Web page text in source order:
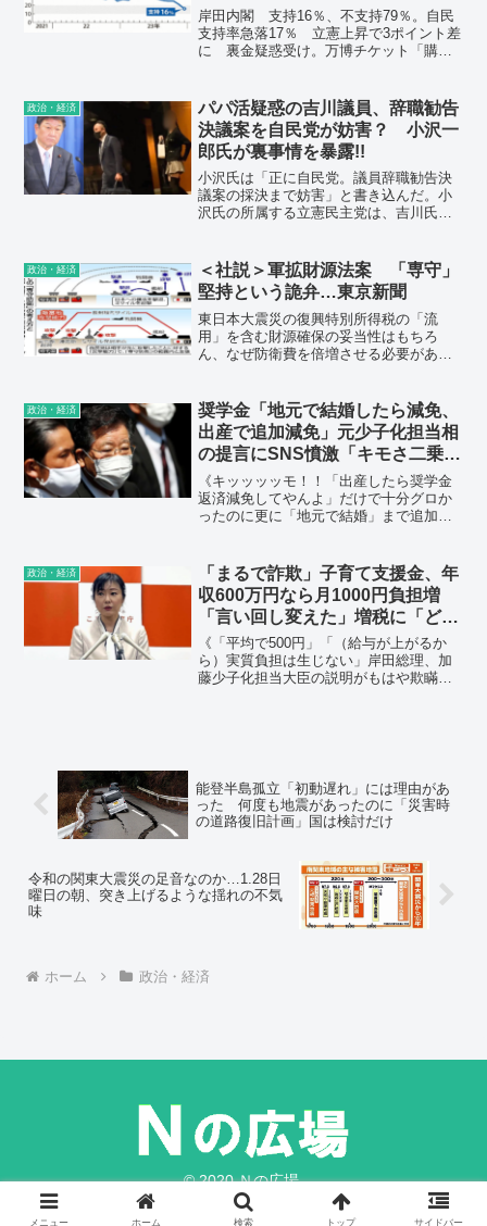
い」79％…毎日新聞世論調査
岸田内閣 支持16％、不支持79％。自民
支持率急落17％ 立憲上昇で3ポイント差
に 裏金疑惑受け。万博チケット「購入
化 「評価しない」68％。健康保険証の
2024年秋廃止、「反対」57％。医療保険
料に負担金上乗せ、「反対」が76％。
政治・経済
パパ活疑惑の吉川議員、辞職勧告
決議案を自民党が妨害？ 小沢一
郎氏が裏事情を暴露!!
小沢氏は「正に自民党。議員辞職勧告決
議案の採決まで妨害」と書き込んだ。小
沢氏の所属する立憲民主党は、吉川氏の
党の妨害があったと小沢氏は裏事情を暴
露した形だ。
政治・経済
＜社説＞軍拡財源法案 「専守」
堅持という詭弁…東京新聞
東日本大震災の復興特別所得税の「流
用」を含む財源確保の妥当性はもちろ
ん、なぜ防衛費を倍増させる必要がある
ではないかなど、問うべき問題が山積し
ている。
政治・経済
奨学金「地元で結婚したら減免、
出産で追加減免」元少子化担当相
の提言にSNS憤激「キモさ二乗で
死んでしまう」
《キッッッッモ！！「出産したら奨学金
返済減免してやんよ」だけで十分グロか
ったのに更に「地元で結婚」まで追加さ
政治・経済
「まるで詐欺」子育て支援金、年
収600万円なら月1000円負担増
「言い回し変えた」増税に「どこ
が支援だ」批判殺到
《「平均で500円」「（給与が上がるか
ら）実質負担は生じない」岸田総理、加
藤少子化担当大臣の説明がもはや欺瞞と
能登半島孤立「初動遅れ」には理由があ
った 何度も地震があったのに「災害時
の道路復旧計画」国は検討だけ
令和の関東大震災の足音なのか…1.28日
曜日の朝、突き上げるような揺れの不気
味
ホーム 政治・経済
© 2020 Ｎの広場.
メニュー ホーム 検索 トップ サイドバー